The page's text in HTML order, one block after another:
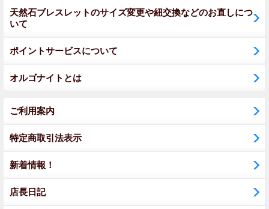
天然石ブレスレットのサイズ変更や紐交換などのお直しにつ
いて
ポイントサービスについて
オルゴナイトとは
ご利用案内
特定商取引法表示
新着情報！
店長日記